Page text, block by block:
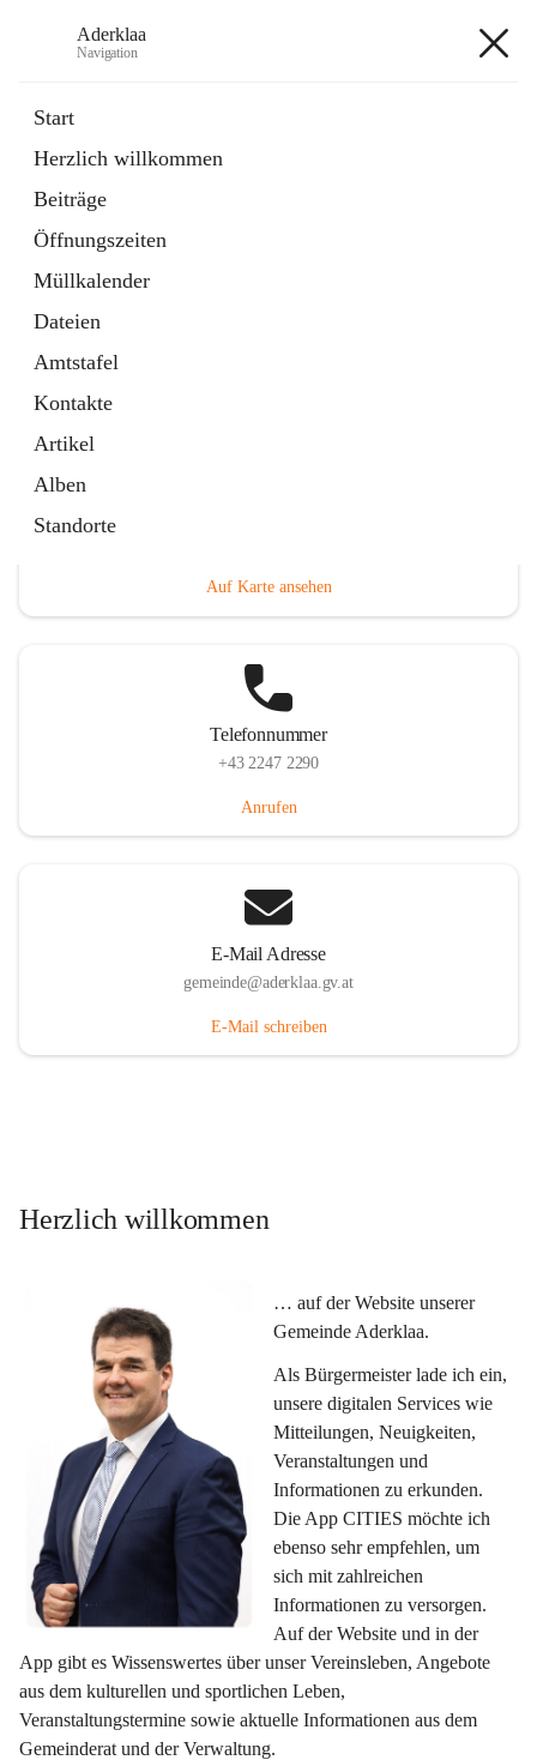
Aderklaa
Navigation
Start
Herzlich willkommen
Beiträge
Öffnungszeiten
Müllkalender
Dateien
Amtstafel
Kontakte
Artikel
Alben
Standorte
6 Schnellzugriffe
Gemeinde
3 Schnellzugriffe
Auf Karte ansehen
Telefonnummer
+43 2247 2290
Anrufen
E-Mail Adresse
gemeinde@aderklaa.gv.at
E-Mail schreiben
Herzlich willkommen
… auf der Website unserer
Gemeinde Aderklaa.
Als Bürgermeister lade ich ein,
unsere digitalen Services wie
Mitteilungen, Neuigkeiten,
Veranstaltungen und
Informationen zu erkunden.
Die App CITIES möchte ich
ebenso sehr empfehlen, um
sich mit zahlreichen
Informationen zu versorgen.
Auf der Website und in der
App gibt es Wissenswertes über unser Vereinsleben, Angebote
aus dem kulturellen und sportlichen Leben,
Veranstaltungstermine sowie aktuelle Informationen aus dem
Gemeinderat und der Verwaltung.